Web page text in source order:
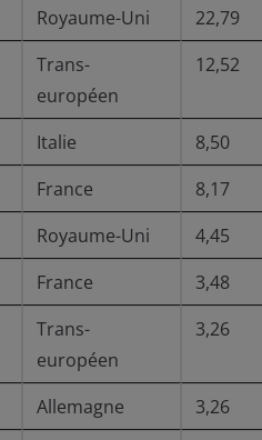
Royaume-Uni 22,79
Trans-
européen
12,52
Italie 8,50
France 8,17
Royaume-Uni 4,45
France 3,48
Trans-
européen
3,26
Allemagne 3,26